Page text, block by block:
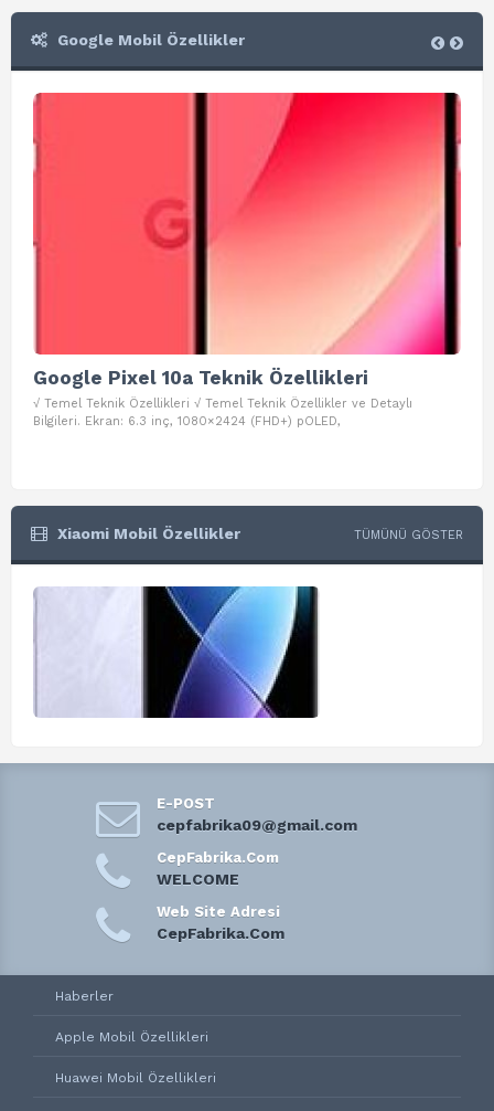
Google Mobil Özellikler
Google Pixel 10a Teknik Özellikleri
√ Temel Teknik Özellikleri √ Temel Teknik Özellikler ve Detaylı
Bilgileri. Ekran: 6.3 inç, 1080×2424 (FHD+) pOLED,
Xiaomi Mobil Özellikler TÜMÜNÜ GÖSTER
E-POST
cepfabrika09@gmail.com
CepFabrika.Com
WELCOME
Web Site Adresi
CepFabrika.Com
Haberler
Apple Mobil Özellikleri
Huawei Mobil Özellikleri